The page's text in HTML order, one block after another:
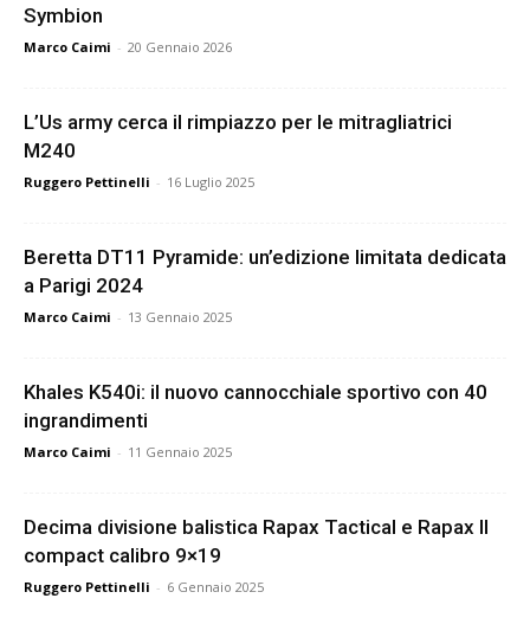
Symbion
Marco Caimi - 20 Gennaio 2026
L’Us army cerca il rimpiazzo per le mitragliatrici
M240
Ruggero Pettinelli - 16 Luglio 2025
Beretta DT11 Pyramide: un’edizione limitata dedicata
a Parigi 2024
Marco Caimi - 13 Gennaio 2025
Khales K540i: il nuovo cannocchiale sportivo con 40
ingrandimenti
Marco Caimi - 11 Gennaio 2025
Decima divisione balistica Rapax Tactical e Rapax II
compact calibro 9×19
Ruggero Pettinelli - 6 Gennaio 2025